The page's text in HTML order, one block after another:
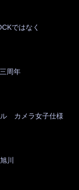
ではなく
周年
ル カメラ女子仕様
川